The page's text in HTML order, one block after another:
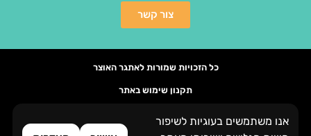
צור קשר
כל הזכויות שמורות לאתגר האוצר
תקנון שימוש באתר
אנו משתמשים בעוגיות לשיפור